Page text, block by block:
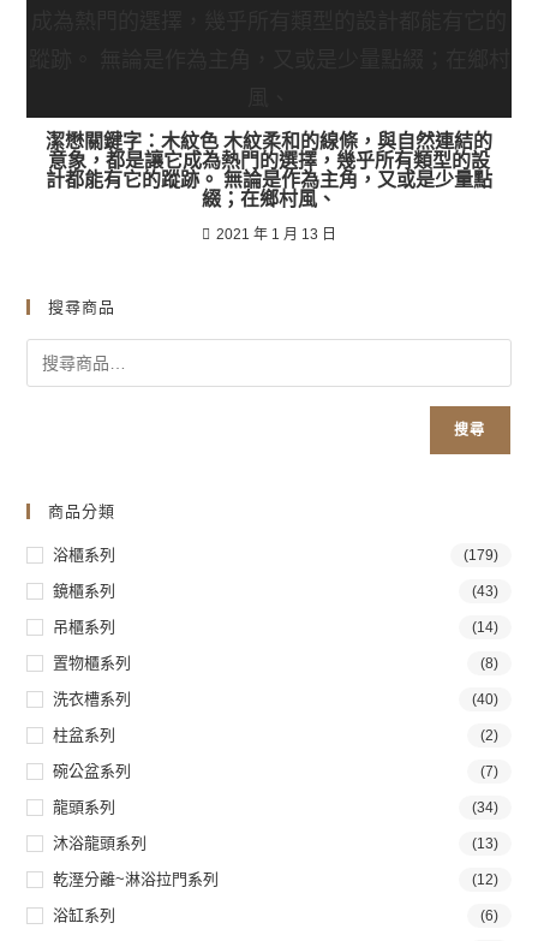
潔懋關鍵字：木紋色 木紋柔和的線條，與自然連結的
意象，都是讓它成為熱門的選擇，幾乎所有類型的設
計都能有它的蹤跡。 無論是作為主角，又或是少量點
綴；在鄉村風、
2021 年 1 月 13 日
搜尋商品
搜尋
商品分類
浴櫃系列 (179)
鏡櫃系列 (43)
吊櫃系列 (14)
置物櫃系列 (8)
洗衣槽系列 (40)
柱盆系列 (2)
碗公盆系列 (7)
龍頭系列 (34)
沐浴龍頭系列 (13)
乾溼分離~淋浴拉門系列 (12)
浴缸系列 (6)